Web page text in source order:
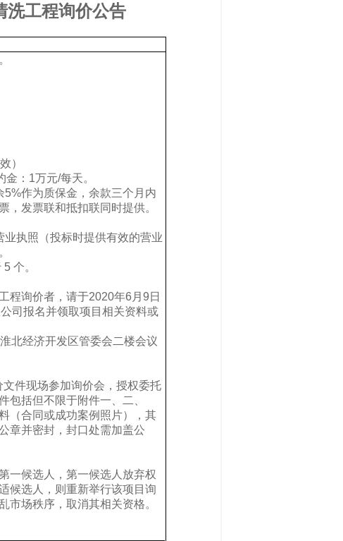
洗工程询价公告
）
：1万元/每天。
作为质保金，余款三个月内
，发票联和抵扣联同时提供。
执照（投标时提供有效的营业
个。
程询价者，请于2020年6月9日
司报名并领取项目相关资料或
北经济开发区管委会二楼会议
件现场参加询价会，授权委托
包括但不限于附件一、二、
（合同或成功案例照片），其
章并密封，封口处需加盖公
一候选人，第一候选人放弃权
候选人，则重新举行该项目询
市场秩序，取消其相关资格。